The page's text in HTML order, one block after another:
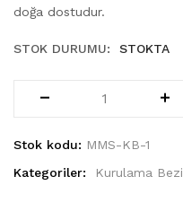
doğa dostudur.
STOK DURUMU: STOKTA
Stok kodu: MMS-KB-1
Kategoriler:
Kurulama Bezi